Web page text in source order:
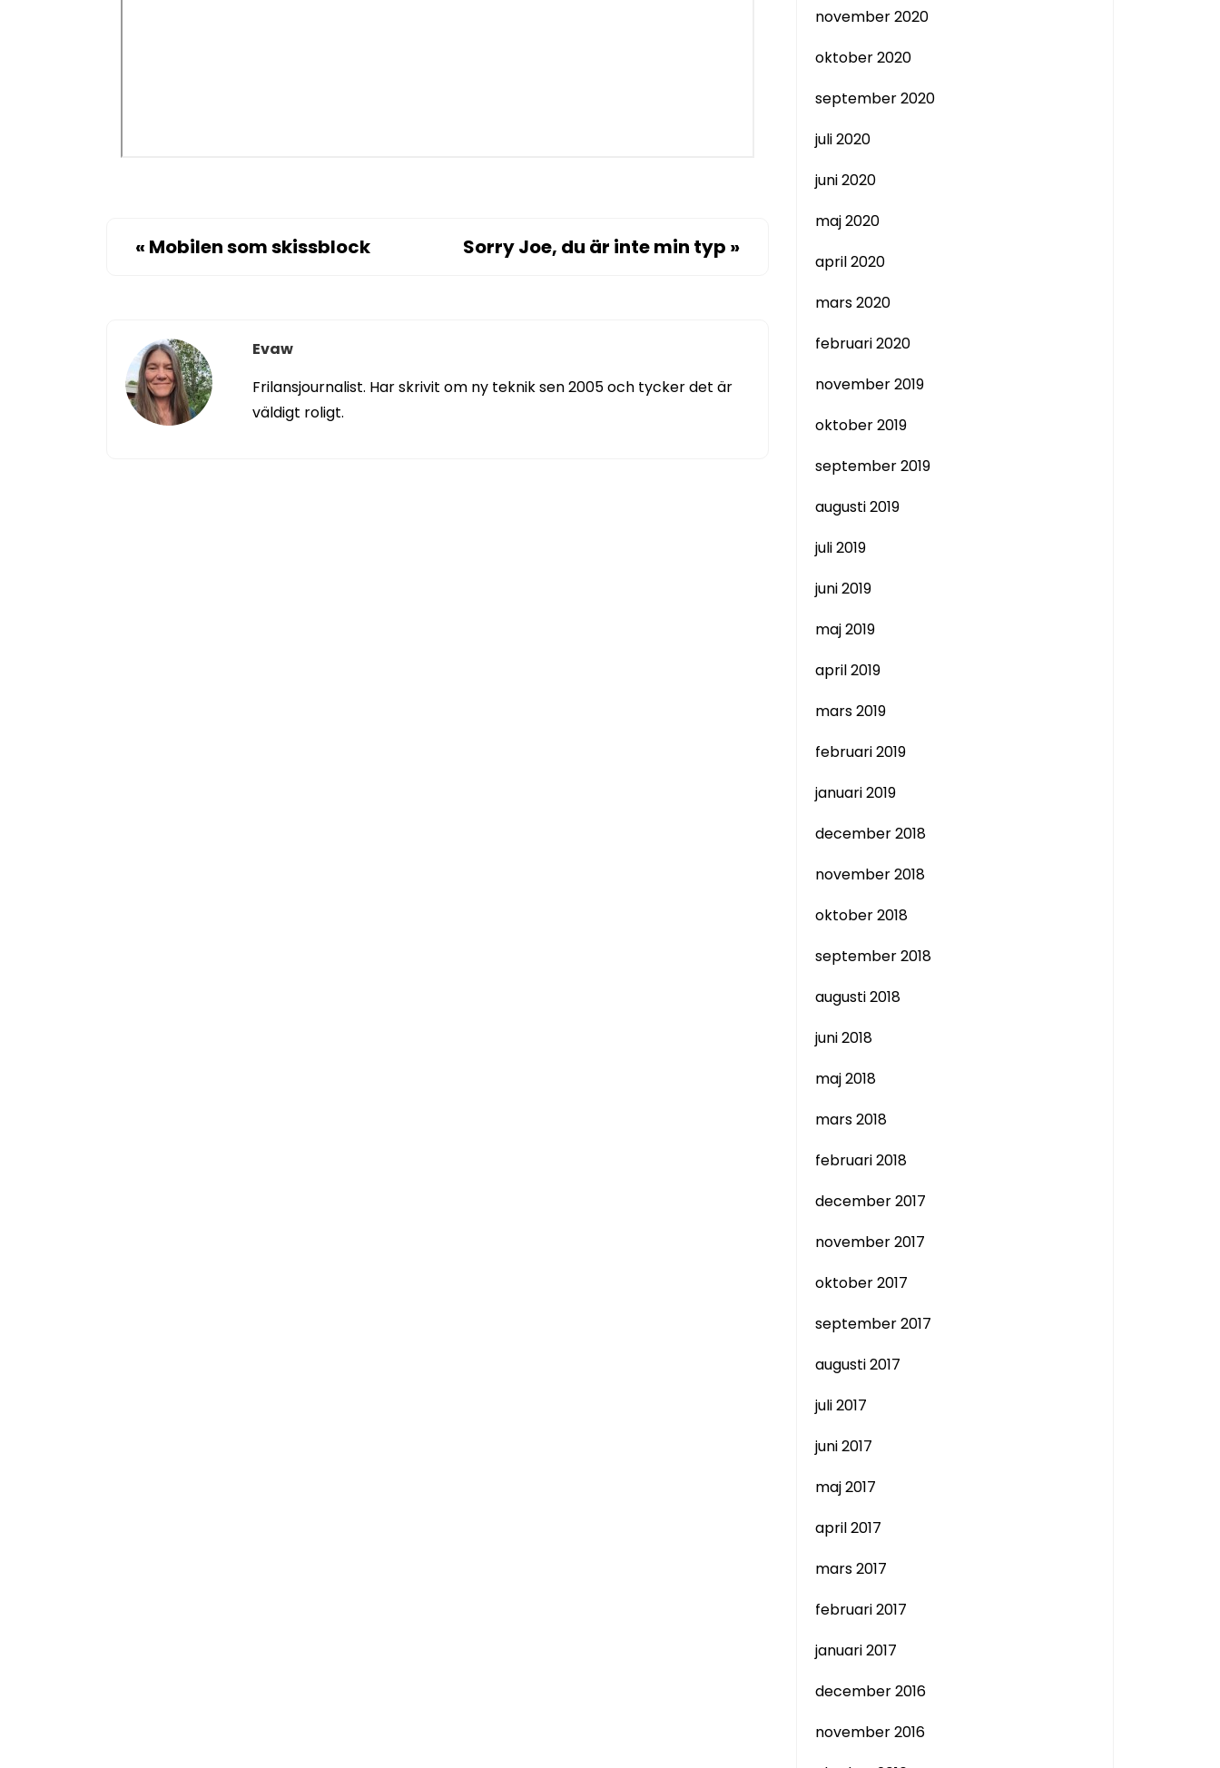
« Mobilen som skissblock Sorry Joe, du är inte min typ »
Evaw
Frilansjournalist. Har skrivit om ny teknik sen 2005 och tycker det är
väldigt roligt.
november 2020
oktober 2020
september 2020
juli 2020
juni 2020
maj 2020
april 2020
mars 2020
februari 2020
november 2019
oktober 2019
september 2019
augusti 2019
juli 2019
juni 2019
maj 2019
april 2019
mars 2019
februari 2019
januari 2019
december 2018
november 2018
oktober 2018
september 2018
augusti 2018
juni 2018
maj 2018
mars 2018
februari 2018
december 2017
november 2017
oktober 2017
september 2017
augusti 2017
juli 2017
juni 2017
maj 2017
april 2017
mars 2017
februari 2017
januari 2017
december 2016
november 2016